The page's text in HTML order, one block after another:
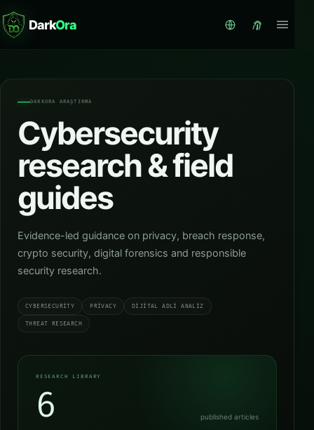
DarkOra
DARKORA ARAŞTIRMA
Cybersecurity
research & field
guides
Evidence-led guidance on privacy, breach response,
crypto security, digital forensics and responsible
security research.
CYBERSECURITY PRIVACY DIJITAL ADLI ANALIZ
THREAT RESEARCH
RESEARCH LIBRARY
6 published articles